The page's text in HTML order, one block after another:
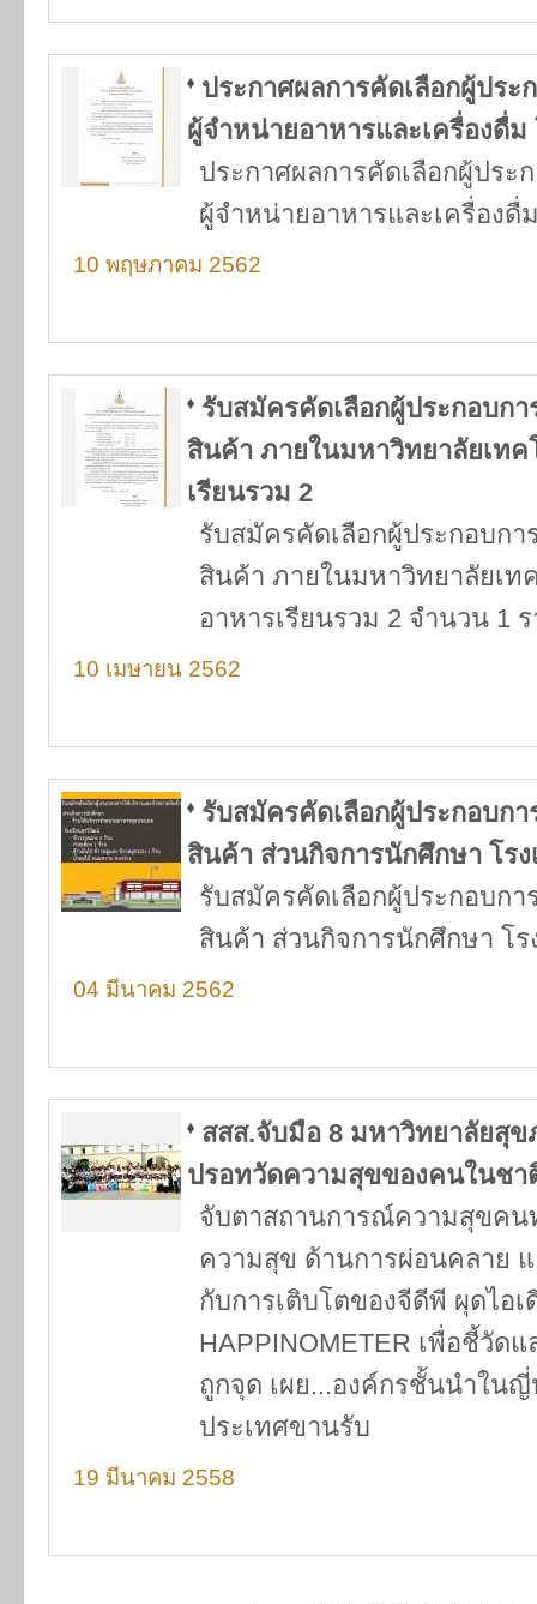
ประกาศผลการคัดเลือกผู้ประ
ผู้จำหน่ายอาหารและเครื่องดื่ม
ประกาศผลการคัดเลือกผู้ประ
ผู้จำหน่ายอาหารและเครื่องดื่
10 พฤษภาคม 2562
รับสมัครคัดเลือกผู้ประกอบก
สินค้า ภายในมหาวิทยาลัยเท
เรียนรวม 2
รับสมัครคัดเลือกผู้ประกอบก
สินค้า ภายในมหาวิทยาลัยเท
อาหารเรียนรวม 2 จำนวน 1
10 เมษายน 2562
รับสมัครคัดเลือกผู้ประกอบก
สินค้า ส่วนกิจการนักศึกษา โร
รับสมัครคัดเลือกผู้ประกอบก
สินค้า ส่วนกิจการนักศึกษา โ
04 มีนาคม 2562
สสส.จับมือ 8 มหาวิทยาลัยสุข
ปรอทวัดความสุขของคนในชา
จับตาสถานการณ์ความสุขคน
ความสุข ด้านการผ่อนคลาย
กับการเติบโตของจีดีพี ผุดไอเ
HAPPINOMETER เพื่อชี้วัด
ถูกจุด เผย...องค์กรชั้นนำใน
ประเทศขานรับ
19 มีนาคม 2558